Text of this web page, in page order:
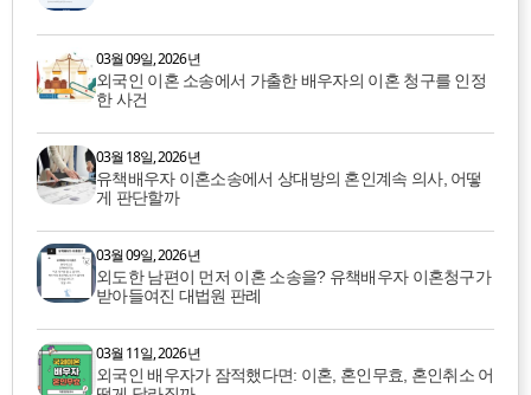
03월 09일, 2026년
외국인 이혼 소송에서 가출한 배우자의 이혼 청구를 인정
한 사건
03월 18일, 2026년
유책배우자 이혼소송에서 상대방의 혼인계속 의사, 어떻
게 판단할까
03월 09일, 2026년
외도한 남편이 먼저 이혼 소송을? 유책배우자 이혼청구가
받아들여진 대법원 판례
03월 11일, 2026년
외국인 배우자가 잠적했다면: 이혼, 혼인무효, 혼인취소 어